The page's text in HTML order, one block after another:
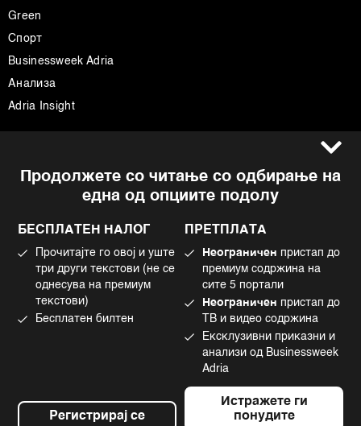
Продолжете со читање со одбирање на
една од опциите подолу
БЕСПЛАТЕН НАЛОГ
Прочитајте го овој и уште
три други текстови (не се
однесува на премиум
текстови)
Бесплатен билтен
Регистрирај се
ПРЕТПЛАТА
Неограничен пристап до
премиум содржина на
сите 5 портали
Неограничен пристап до
ТВ и видео содржина
Ексклузивни приказни и
анализи од Businessweek
Adria
Истражете ги
понудите
Green
Спорт
Businessweek Adria
Анализа
Adria Insight
Импресум
Политика на приватност
Употреба на вештачка интелигенција
Facebook
Instagram
Tiktok
©2022 - 2026 Bloomberg L.P. All Rights Reserved. BLOOMBERG and the
BLOOMBERG logo are registered trademarks and service marks of
Bloomberg Finance L.P. or its subsidiaries, displayed with permission
Bloomberg Adria is a Mtel Swiss SA Property
News CMS by Cubes